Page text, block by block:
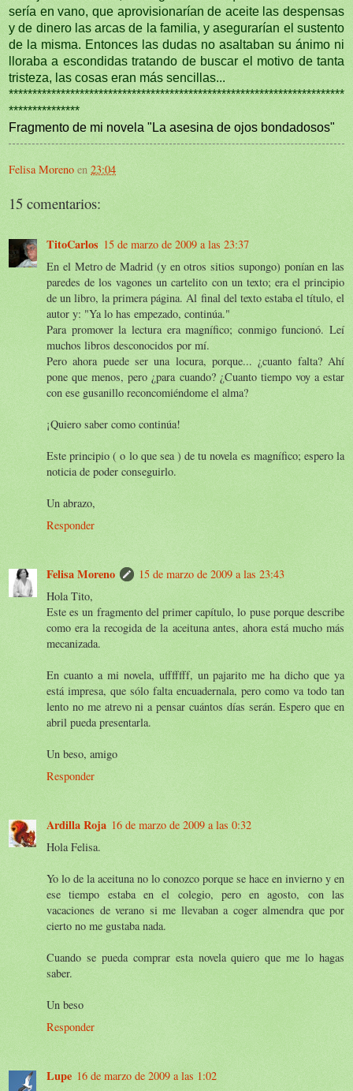
sería en vano, que aprovisionarían de aceite las despensas
y de dinero las arcas de la familia, y asegurarían el sustento
de la misma. Entonces las dudas no asaltaban su ánimo ni
lloraba a escondidas tratando de buscar el motivo de tanta
tristeza, las cosas eran más sencillas...
***********************************************************************
***************
Fragmento de mi novela "La asesina de ojos bondadosos"
Felisa Moreno en 23:04
15 comentarios:
TitoCarlos 15 de marzo de 2009 a las 23:37
En el Metro de Madrid (y en otros sitios supongo) ponían en las
paredes de los vagones un cartelito con un texto; era el principio
de un libro, la primera página. Al final del texto estaba el título, el
autor y: "Ya lo has empezado, continúa."
Para promover la lectura era magnífico; conmigo funcionó. Leí
muchos libros desconocidos por mí.
Pero ahora puede ser una locura, porque... ¿cuanto falta? Ahí
pone que menos, pero ¿para cuando? ¿Cuanto tiempo voy a estar
con ese gusanillo reconcomiéndome el alma?
¡Quiero saber como continúa!
Este principio ( o lo que sea ) de tu novela es magnífico; espero la
noticia de poder conseguirlo.
Un abrazo,
Responder
Felisa Moreno
15 de marzo de 2009 a las 23:43
Hola Tito,
Este es un fragmento del primer capítulo, lo puse porque describe
como era la recogida de la aceituna antes, ahora está mucho más
mecanizada.
En cuanto a mi novela, ufffffff, un pajarito me ha dicho que ya
está impresa, que sólo falta encuadernala, pero como va todo tan
lento no me atrevo ni a pensar cuántos días serán. Espero que en
abril pueda presentarla.
Un beso, amigo
Responder
Ardilla Roja 16 de marzo de 2009 a las 0:32
Hola Felisa.
Yo lo de la aceituna no lo conozco porque se hace en invierno y en
ese tiempo estaba en el colegio, pero en agosto, con las
vacaciones de verano si me llevaban a coger almendra que por
cierto no me gustaba nada.
Cuando se pueda comprar esta novela quiero que me lo hagas
saber.
Un beso
Responder
Lupe 16 de marzo de 2009 a las 1:02